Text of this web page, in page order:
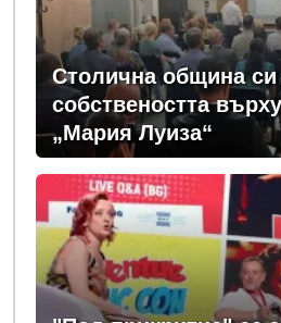
Столична община
собствеността
„Мария Луиза“